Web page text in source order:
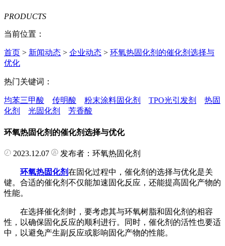
PRODUCTS
当前位置：
首页 > 新闻动态 > 企业动态 > 环氧热固化剂的催化剂选择与
优化
热门关键词：
均苯三甲酸 传明酸 粉末涂料固化剂 TPO光引发剂
热固
化剂
光固化剂 芳香酸
环氧热固化剂的催化剂选择与优化
2023.12.07 发布者：环氧热固化剂
环氧热固化剂在固化过程中，催化剂的选择与优化是关
键。合适的催化剂不仅能加速固化反应，还能提高固化产物的
性能。
在选择催化剂时，要考虑其与环氧树脂和固化剂的相容
性，以确保固化反应的顺利进行。同时，催化剂的活性也要适
中，以避免产生副反应或影响固化产物的性能。